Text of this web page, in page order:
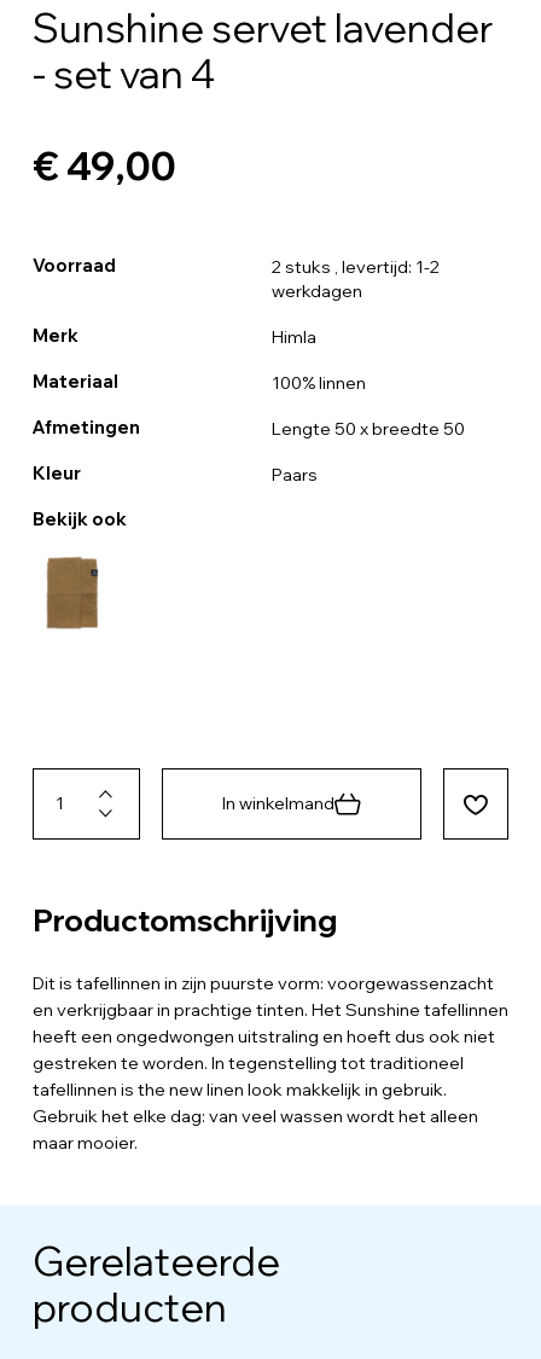
Sunshine servet lavender
- set van 4
€ 49,00
Voorraad 2 stuks , levertijd: 1-2
werkdagen
Merk Himla
Materiaal 100% linnen
Afmetingen Lengte 50 x breedte 50
Kleur Paars
Bekijk ook
In winkelmand
Productomschrijving
Dit is tafellinnen in zijn puurste vorm: voorgewassenzacht
en verkrijgbaar in prachtige tinten. Het Sunshine tafellinnen
heeft een ongedwongen uitstraling en hoeft dus ook niet
gestreken te worden. In tegenstelling tot traditioneel
tafellinnen is the new linen look makkelijk in gebruik.
Gebruik het elke dag: van veel wassen wordt het alleen
maar mooier.
Gerelateerde
producten